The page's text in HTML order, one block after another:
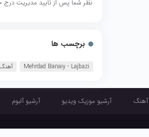
نظر شما پس از تایید مدیریت
برچسب ها
Mehrdad Banaiy - Lajbazi
آرشیو موزیک ویدیو آرشیو آلبوم